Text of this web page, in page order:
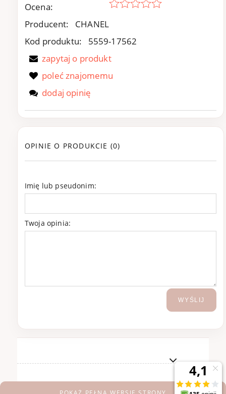
Ocena:
Producent:
CHANEL
Kod produktu:
5559-17562
zapytaj o produkt
poleć znajomemu
dodaj opinię
OPINIE O PRODUKCIE (0)
Imię lub pseudonim:
Twoja opinia:
WYŚLIJ